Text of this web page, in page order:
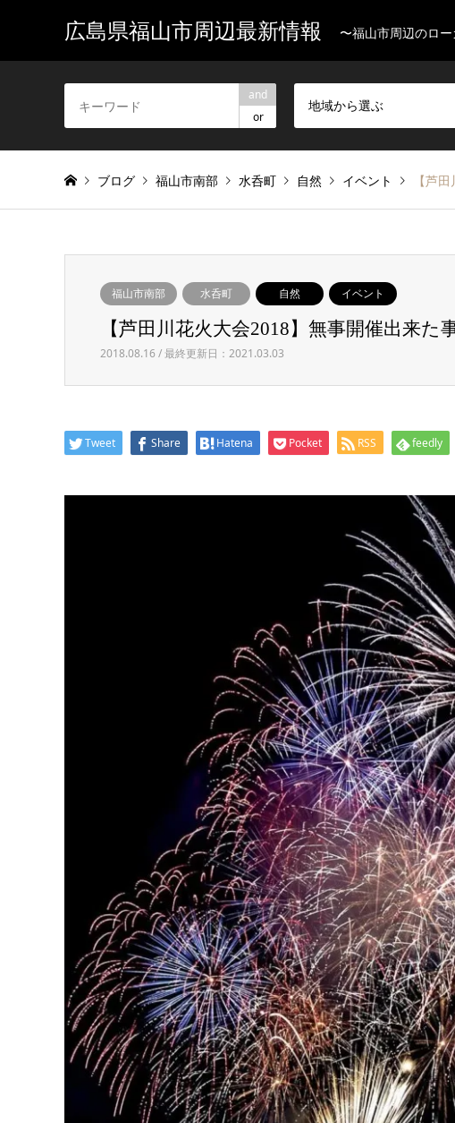
広島県福山市周辺最新情報 〜福山市周辺のロ
and
or
地域から選ぶ
ブログ 福山市南部 水呑町 自然 イベント 【芦
福山市南部 水呑町 自然 イベント
【芦田川花火大会2018】無事開催出来た
2018.08.16 / 最終更新日：2021.03.03
Tweet Share Hatena Pocket RSS feedly